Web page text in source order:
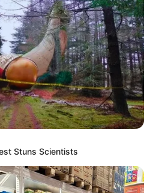
LAINNYA
Stuns Scientists